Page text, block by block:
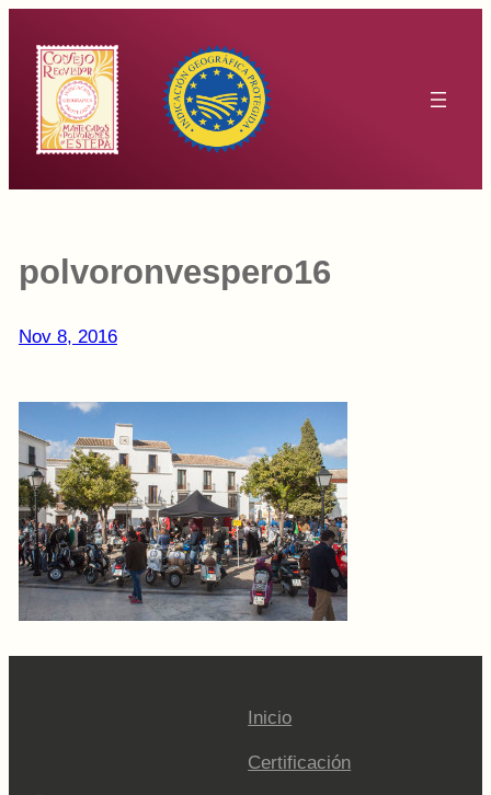
contenido
polvoronvespero16
Nov 8, 2016
Inicio
Certificación